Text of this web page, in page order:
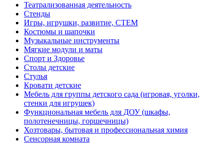
Театрализованная деятельность
Стенды
Игры, игрушки, развитие, СТЕМ
Костюмы и шапочки
Музыкальные инструменты
Мягкие модули и маты
Спорт и Здоровье
Столы детские
Стулья
Кровати детские
Мебель для группы детского сада (игровая, уголки,
стенки для игрушек)
Функциональная мебель для ДОУ (шкафы,
полотенечницы, горшечницы)
Хозтовары, бытовая и профессиональная химия
Сенсорная комната